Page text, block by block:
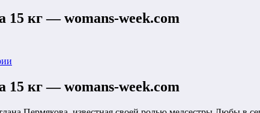
15 кг — womans-week.com
15 кг — womans-week.com